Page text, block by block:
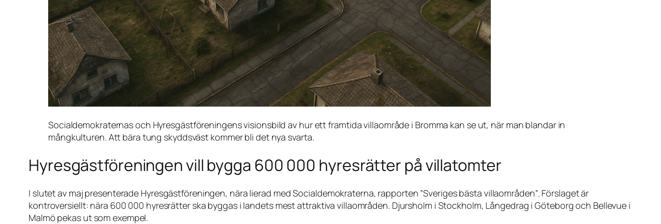
Socialdemokraternas och Hyresgästföreningens visionsbild av hur ett framtida villaområde i Bromma kan se ut, när man blandar in
mångkulturen. Att bära tung skyddsväst kommer bli det nya svarta.
Hyresgästföreningen vill bygga 600 000 hyresrätter på villatomter
I slutet av maj presenterade Hyresgästföreningen, nära lierad med Socialdemokraterna, rapporten ”Sveriges bästa villaområden”. Förslaget är
kontroversiellt: nära 600 000 hyresrätter ska byggas i landets mest attraktiva villaområden. Djursholm i Stockholm, Långedrag i Göteborg och Bellevue i
Malmö pekas ut som exempel.